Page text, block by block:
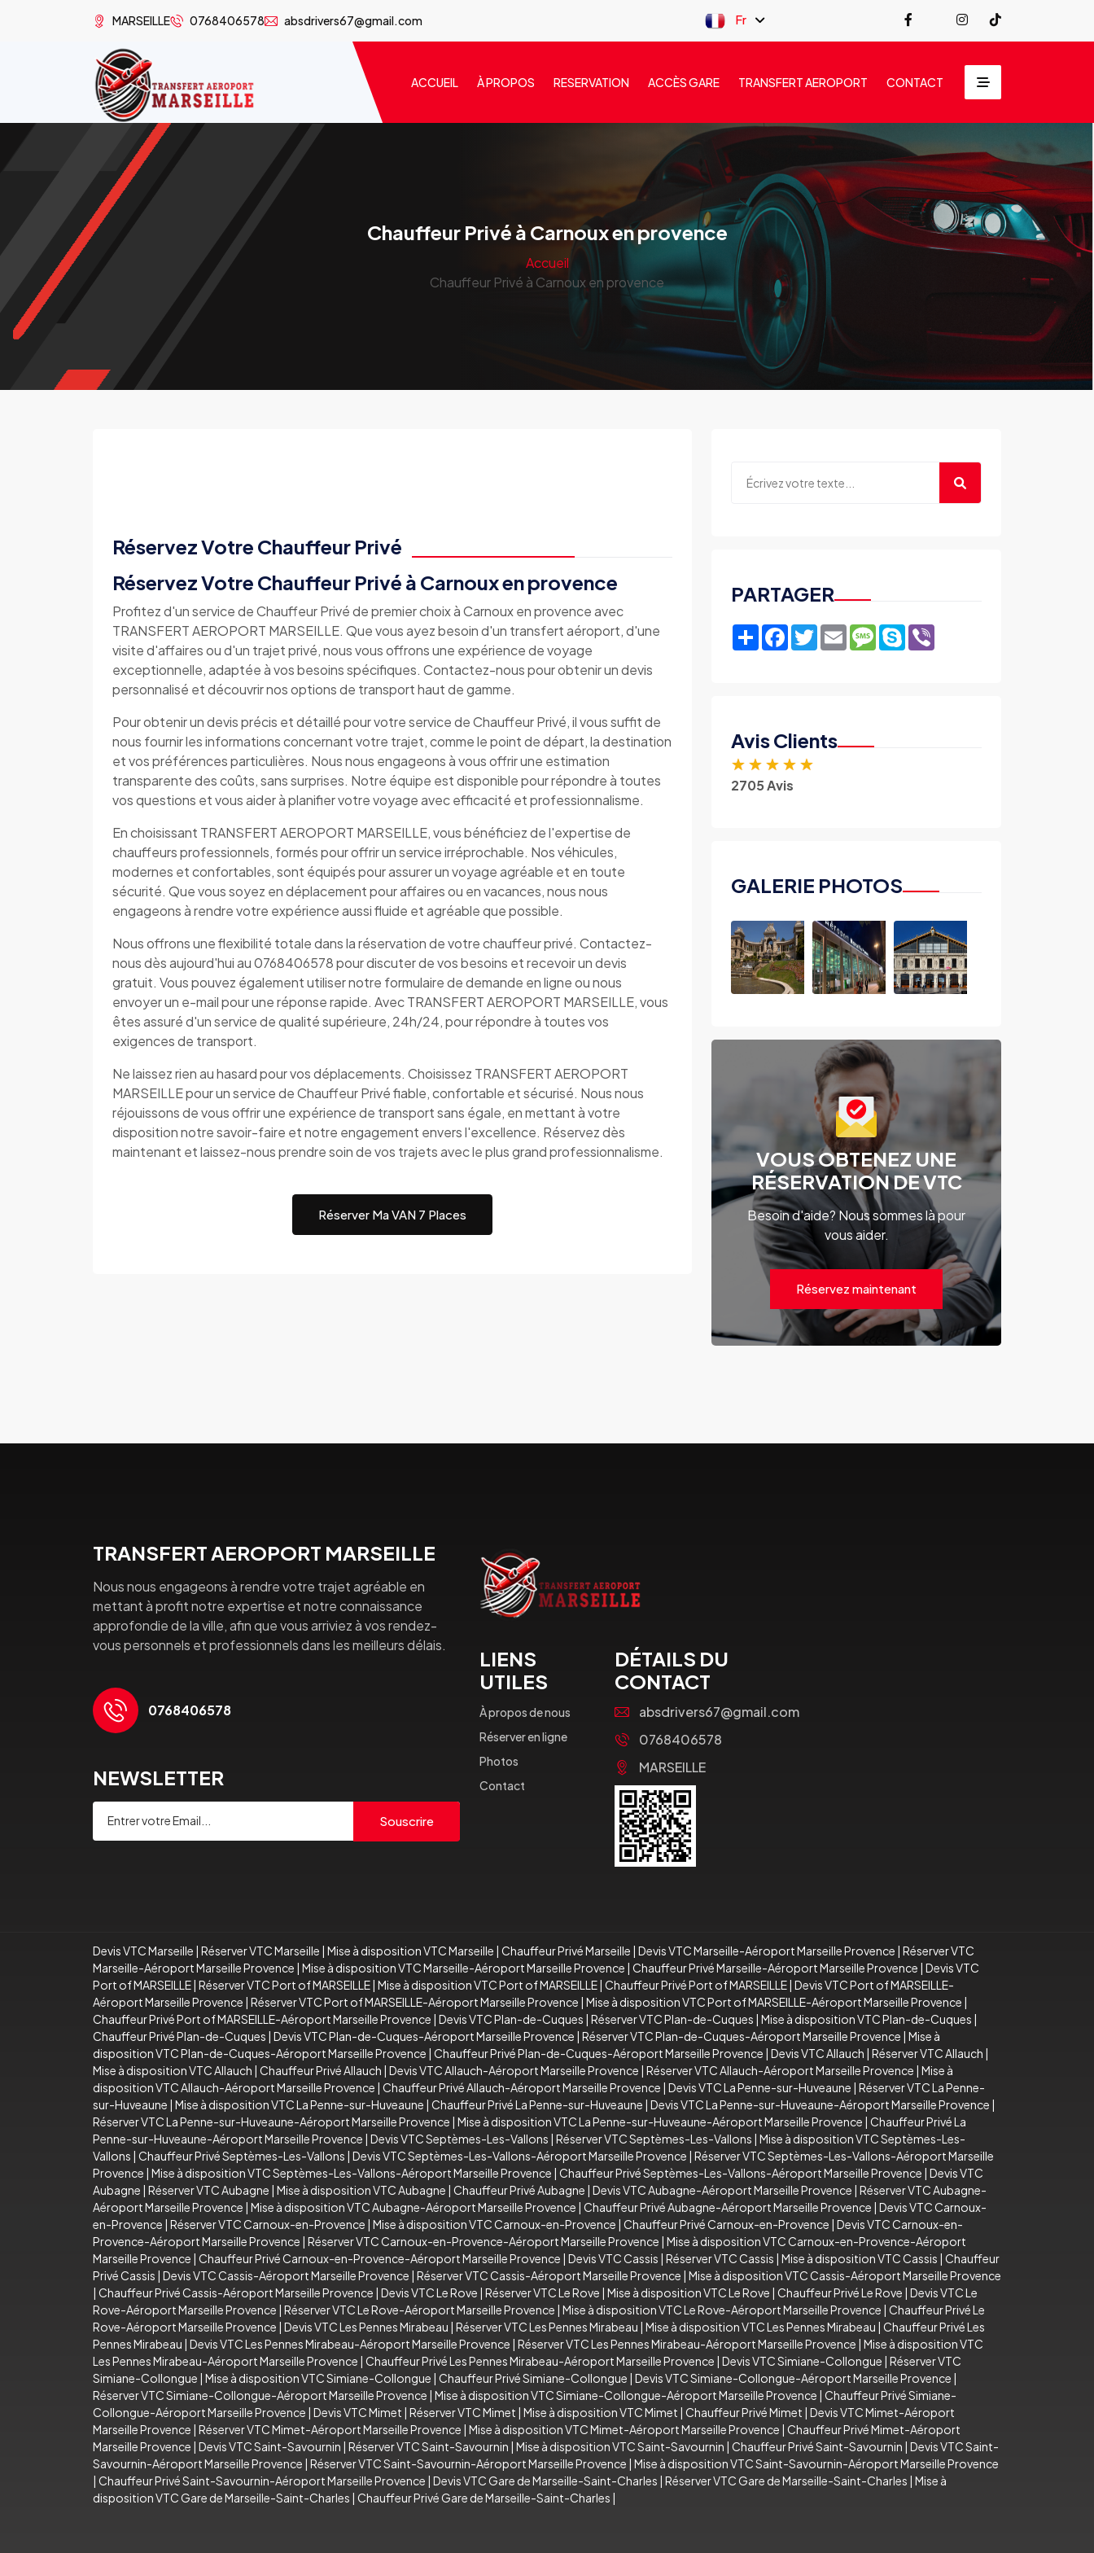
MARSEILLE 0768406578 absdrivers67@gmail.com Fr
ACCUEIL À PROPOS RESERVATION ACCÈS GARE TRANSFERT AEROPORT CONTACT
Chauffeur Privé à Carnoux en provence
Accueil
Chauffeur Privé à Carnoux en provence
Réservez Votre Chauffeur Privé
Réservez Votre Chauffeur Privé à Carnoux en provence
Profitez d'un service de Chauffeur Privé de premier choix à Carnoux en provence avec
TRANSFERT AEROPORT MARSEILLE. Que vous ayez besoin d'un transfert aéroport, d'une
visite d'affaires ou d'un trajet privé, nous vous offrons une expérience de voyage
exceptionnelle, adaptée à vos besoins spécifiques. Contactez-nous pour obtenir un devis
personnalisé et découvrir nos options de transport haut de gamme.
Pour obtenir un devis précis et détaillé pour votre service de Chauffeur Privé, il vous suffit de
nous fournir les informations concernant votre trajet, comme le point de départ, la destination
et vos préférences particulières. Nous nous engageons à vous offrir une estimation
transparente des coûts, sans surprises. Notre équipe est disponible pour répondre à toutes
vos questions et vous aider à planifier votre voyage avec efficacité et professionnalisme.
En choisissant TRANSFERT AEROPORT MARSEILLE, vous bénéficiez de l'expertise de
chauffeurs professionnels, formés pour offrir un service irréprochable. Nos véhicules,
modernes et confortables, sont équipés pour assurer un voyage agréable et en toute
sécurité. Que vous soyez en déplacement pour affaires ou en vacances, nous nous
engageons à rendre votre expérience aussi fluide et agréable que possible.
Nous offrons une flexibilité totale dans la réservation de votre chauffeur privé. Contactez-
nous dès aujourd'hui au 0768406578 pour discuter de vos besoins et recevoir un devis
gratuit. Vous pouvez également utiliser notre formulaire de demande en ligne ou nous
envoyer un e-mail pour une réponse rapide. Avec TRANSFERT AEROPORT MARSEILLE, vous
êtes assuré d'un service de qualité supérieure, 24h/24, pour répondre à toutes vos
exigences de transport.
Ne laissez rien au hasard pour vos déplacements. Choisissez TRANSFERT AEROPORT
MARSEILLE pour un service de Chauffeur Privé fiable, confortable et sécurisé. Nous nous
réjouissons de vous offrir une expérience de transport sans égale, en mettant à votre
disposition notre savoir-faire et notre engagement envers l'excellence. Réservez dès
maintenant et laissez-nous prendre soin de vos trajets avec le plus grand professionnalisme.
Réserver Ma VAN 7 Places
PARTAGER
ShareFacebook
TwitterEmailMessage
Skype
Avis Clients
★ ★ ★ ★ ★
2705 Avis
GALERIE PHOTOS
VOUS OBTENEZ UNE
RÉSERVATION DE VTC
Besoin d'aide? Nous sommes là pour
vous aider.
Réservez maintenant
TRANSFERT AEROPORT MARSEILLE
Nous nous engageons à rendre votre trajet agréable en
mettant à profit notre expertise et notre connaissance
approfondie de la ville, afin que vous arriviez à vos rendez-
vous personnels et professionnels dans les meilleurs délais.
0768406578
NEWSLETTER
Souscrire
LIENS
UTILES
À propos de nous
Réserver en ligne
Photos
Contact
DÉTAILS DU
CONTACT
absdrivers67@gmail.com
0768406578
MARSEILLE
Devis VTC Marseille | Réserver VTC Marseille | Mise à disposition VTC Marseille | Chauffeur Privé Marseille | Devis VTC Marseille-Aéroport Marseille Provence | Réserver VTC
Marseille-Aéroport Marseille Provence | Mise à disposition VTC Marseille-Aéroport Marseille Provence | Chauffeur Privé Marseille-Aéroport Marseille Provence | Devis VTC
Port of MARSEILLE| Réserver VTC Port of MARSEILLE| Mise à disposition VTC Port of MARSEILLE| Chauffeur Privé Port of MARSEILLE| Devis VTC Port of MARSEILLE-
Aéroport Marseille Provence | Réserver VTC Port of MARSEILLE-Aéroport Marseille Provence | Mise à disposition VTC Port of MARSEILLE-Aéroport Marseille Provence |
Chauffeur Privé Port of MARSEILLE-Aéroport Marseille Provence | Devis VTC Plan-de-Cuques | Réserver VTC Plan-de-Cuques | Mise à disposition VTC Plan-de-Cuques |
Chauffeur Privé Plan-de-Cuques | Devis VTC Plan-de-Cuques-Aéroport Marseille Provence | Réserver VTC Plan-de-Cuques-Aéroport Marseille Provence | Mise à
disposition VTC Plan-de-Cuques-Aéroport Marseille Provence | Chauffeur Privé Plan-de-Cuques-Aéroport Marseille Provence | Devis VTC Allauch | Réserver VTC Allauch |
Mise à disposition VTC Allauch | Chauffeur Privé Allauch | Devis VTC Allauch-Aéroport Marseille Provence | Réserver VTC Allauch-Aéroport Marseille Provence | Mise à
disposition VTC Allauch-Aéroport Marseille Provence | Chauffeur Privé Allauch-Aéroport Marseille Provence | Devis VTC La Penne-sur-Huveaune | Réserver VTC La Penne-
sur-Huveaune | Mise à disposition VTC La Penne-sur-Huveaune | Chauffeur Privé La Penne-sur-Huveaune | Devis VTC La Penne-sur-Huveaune-Aéroport Marseille Provence |
Réserver VTC La Penne-sur-Huveaune-Aéroport Marseille Provence | Mise à disposition VTC La Penne-sur-Huveaune-Aéroport Marseille Provence | Chauffeur Privé La
Penne-sur-Huveaune-Aéroport Marseille Provence | Devis VTC Septèmes-Les-Vallons | Réserver VTC Septèmes-Les-Vallons | Mise à disposition VTC Septèmes-Les-
Vallons | Chauffeur Privé Septèmes-Les-Vallons | Devis VTC Septèmes-Les-Vallons-Aéroport Marseille Provence | Réserver VTC Septèmes-Les-Vallons-Aéroport Marseille
Provence | Mise à disposition VTC Septèmes-Les-Vallons-Aéroport Marseille Provence | Chauffeur Privé Septèmes-Les-Vallons-Aéroport Marseille Provence | Devis VTC
Aubagne | Réserver VTC Aubagne | Mise à disposition VTC Aubagne | Chauffeur Privé Aubagne | Devis VTC Aubagne-Aéroport Marseille Provence | Réserver VTC Aubagne-
Aéroport Marseille Provence | Mise à disposition VTC Aubagne-Aéroport Marseille Provence | Chauffeur Privé Aubagne-Aéroport Marseille Provence | Devis VTC Carnoux-
en-Provence | Réserver VTC Carnoux-en-Provence | Mise à disposition VTC Carnoux-en-Provence | Chauffeur Privé Carnoux-en-Provence | Devis VTC Carnoux-en-
Provence-Aéroport Marseille Provence | Réserver VTC Carnoux-en-Provence-Aéroport Marseille Provence | Mise à disposition VTC Carnoux-en-Provence-Aéroport
Marseille Provence | Chauffeur Privé Carnoux-en-Provence-Aéroport Marseille Provence | Devis VTC Cassis | Réserver VTC Cassis | Mise à disposition VTC Cassis | Chauffeur
Privé Cassis | Devis VTC Cassis-Aéroport Marseille Provence | Réserver VTC Cassis-Aéroport Marseille Provence | Mise à disposition VTC Cassis-Aéroport Marseille Provence
| Chauffeur Privé Cassis-Aéroport Marseille Provence | Devis VTC Le Rove | Réserver VTC Le Rove | Mise à disposition VTC Le Rove | Chauffeur Privé Le Rove | Devis VTC Le
Rove-Aéroport Marseille Provence | Réserver VTC Le Rove-Aéroport Marseille Provence | Mise à disposition VTC Le Rove-Aéroport Marseille Provence | Chauffeur Privé Le
Rove-Aéroport Marseille Provence | Devis VTC Les Pennes Mirabeau | Réserver VTC Les Pennes Mirabeau | Mise à disposition VTC Les Pennes Mirabeau | Chauffeur Privé Les
Pennes Mirabeau | Devis VTC Les Pennes Mirabeau-Aéroport Marseille Provence | Réserver VTC Les Pennes Mirabeau-Aéroport Marseille Provence | Mise à disposition VTC
Les Pennes Mirabeau-Aéroport Marseille Provence | Chauffeur Privé Les Pennes Mirabeau-Aéroport Marseille Provence | Devis VTC Simiane-Collongue | Réserver VTC
Simiane-Collongue | Mise à disposition VTC Simiane-Collongue | Chauffeur Privé Simiane-Collongue | Devis VTC Simiane-Collongue-Aéroport Marseille Provence |
Réserver VTC Simiane-Collongue-Aéroport Marseille Provence | Mise à disposition VTC Simiane-Collongue-Aéroport Marseille Provence | Chauffeur Privé Simiane-
Collongue-Aéroport Marseille Provence | Devis VTC Mimet | Réserver VTC Mimet | Mise à disposition VTC Mimet | Chauffeur Privé Mimet | Devis VTC Mimet-Aéroport
Marseille Provence | Réserver VTC Mimet-Aéroport Marseille Provence | Mise à disposition VTC Mimet-Aéroport Marseille Provence | Chauffeur Privé Mimet-Aéroport
Marseille Provence | Devis VTC Saint-Savournin | Réserver VTC Saint-Savournin | Mise à disposition VTC Saint-Savournin | Chauffeur Privé Saint-Savournin | Devis VTC Saint-
Savournin-Aéroport Marseille Provence | Réserver VTC Saint-Savournin-Aéroport Marseille Provence | Mise à disposition VTC Saint-Savournin-Aéroport Marseille Provence
| Chauffeur Privé Saint-Savournin-Aéroport Marseille Provence | Devis VTC Gare de Marseille-Saint-Charles | Réserver VTC Gare de Marseille-Saint-Charles | Mise à
disposition VTC Gare de Marseille-Saint-Charles | Chauffeur Privé Gare de Marseille-Saint-Charles |